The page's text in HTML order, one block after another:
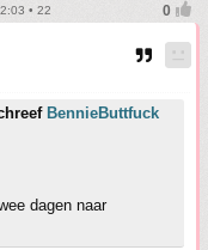
• 22
BennieButtfuck
dagen naar